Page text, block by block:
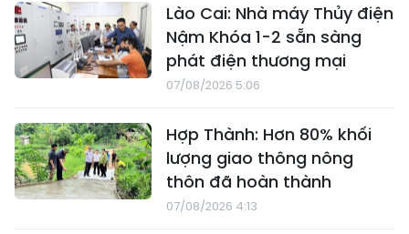
Lào Cai: Nhà máy Thủy điện
Nậm Khóa 1-2 sẵn sàng
phát điện thương mại
07/08/2026 5:06
Hợp Thành: Hơn 80% khối
lượng giao thông nông
thôn đã hoàn thành
07/08/2026 4:13